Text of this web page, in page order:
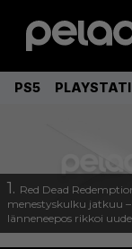
PS5
1. Red Dead
menestyskulku jatkuu
länneneepos rikkoi